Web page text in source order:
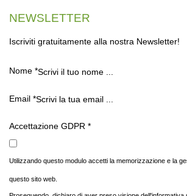
NEWSLETTER
Iscriviti gratuitamente alla nostra Newsletter!
Nome *
Email *
Accettazione GDPR *
Utilizzando questo modulo accetti la memorizzazione e la
questo sito web.